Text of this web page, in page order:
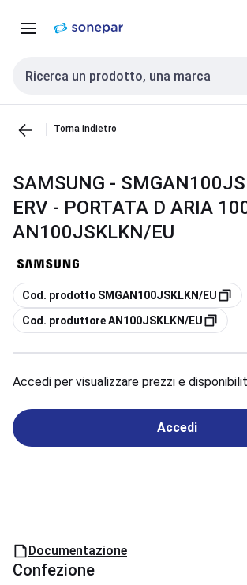
navigazione alla
Cerca input
Torna indietro
SAMSUNG -
ERV - PORTATA D ARIA
AN100JSKLKN/EU
copia
Cod. prodotto SMGAN100JSKLKN/EU
copia
Cod. produttore AN100JSKLKN/EU
Accedi per visualizzare prezzi e
Accedi
Documentazione
Confezione